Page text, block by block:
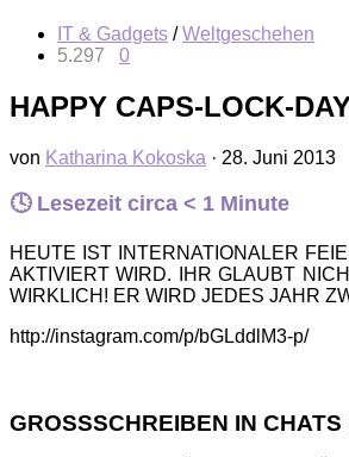
IT & Gadgets / Weltgeschehen
5.297 0
HAPPY CAPS-LOCK-
von Katharina Kokoska · 28. Juni 2013
🕓 Lesezeit circa < 1 Minute
HEUTE IST INTERNATIONALER
AKTIVIERT WIRD. IHR GLAUBT
WIRKLICH! ER WIRD JEDES JAHR
http://instagram.com/p/bGLddlM3-p/
GROSSSCHREIBEN IN CHATS